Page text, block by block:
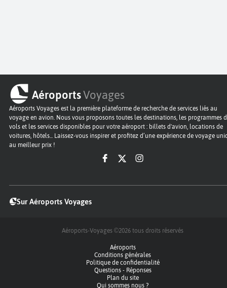
AéroportsVoyages
Aéroports Voyages est la première plateforme de recherche de services liés au
voyage en avion. Nous vous proposons toutes les destinations, les programmes
vols et les services disponibles pour votre aéroport : billets d'avion, locations de
voitures, hôtels... Laissez-vous inspirer et profitez d’une expérience de voyage
au meilleur prix !
Sur Aéroports Voyages
Aéroports-Voyages ©2026 tous droits réservés
Aéroports
Conditions générales
Politique de confidentialité
Questions - Réponses
Plan du site
Qui sommes nous ?